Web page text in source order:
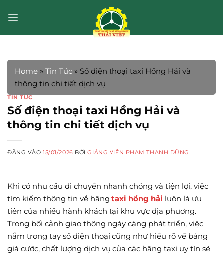
qua
Home » Tin Tức » Số điện thoại taxi Hồng Hải và
thông tin chi tiết dịch vụ
TIN TỨC
Số điện thoại taxi Hồng Hải và
thông tin chi tiết dịch vụ
ĐĂNG VÀO15/01/2026 BỞIGIẢNG VIÊN PHẠM THANH DŨNG
Khi có nhu cầu di chuyển nhanh chóng và tiện lợi, việc
tìm kiếm thông tin về hãng taxi hồng hải luôn là ưu
tiên của nhiều hành khách tại khu vực địa phương.
Trong bối cảnh giao thông ngày càng phát triển, việc
nắm trong tay số điện thoại cũng như hiểu rõ về bảng
giá cước, chất lượng dịch vụ của các hãng taxi uy tín sẽ